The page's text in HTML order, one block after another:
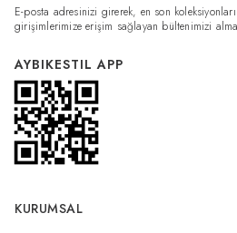
E-posta adresinizi girerek, en son
girişimlerimize erişim sağlayan bültenimizi
AYBIKESTIL APP
KURUMSAL